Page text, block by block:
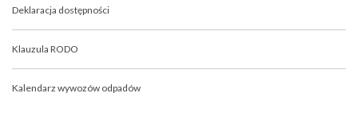
Deklaracja dostępności
Klauzula RODO
Kalendarz wywozów odpadów